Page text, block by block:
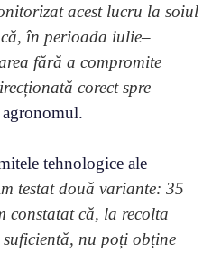
acest lucru la soiul
în perioada iulie–
fără a compromite
corect spre
tehnologice ale
testat două variante: 35
constatat că, la recolta
nu poți obține